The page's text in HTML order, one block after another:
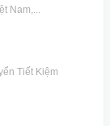
Nam,...
Tiết Kiệm